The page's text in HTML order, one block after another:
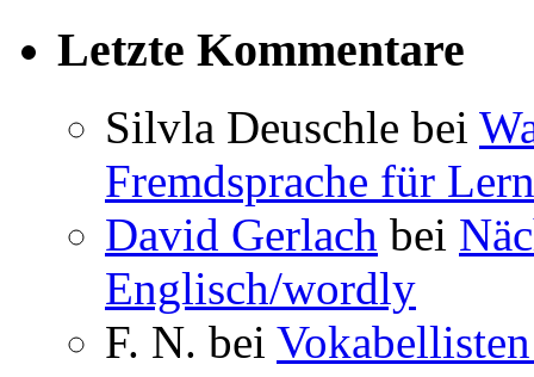
Letzte Kommentare
Silvla Deuschle bei
Fremdsprache für
David Gerlach bei
Englisch/wordly
F. N. bei